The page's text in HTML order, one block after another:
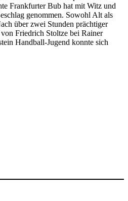
Frankfurter Bub hat mit Witz und
genommen. Sowohl Alt als
über zwei Stunden prächtiger
Friedrich Stoltze bei Rainer
Handball-Jugend konnte sich